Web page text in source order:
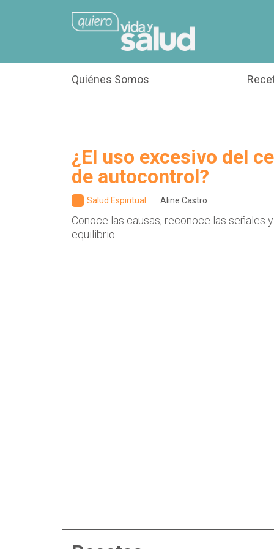
Quiénes Somos
¿El uso excesivo del
de autocontrol?
Salud Espiritual Aline Castro
Conoce las causas, reconoce las señales
equilibrio.